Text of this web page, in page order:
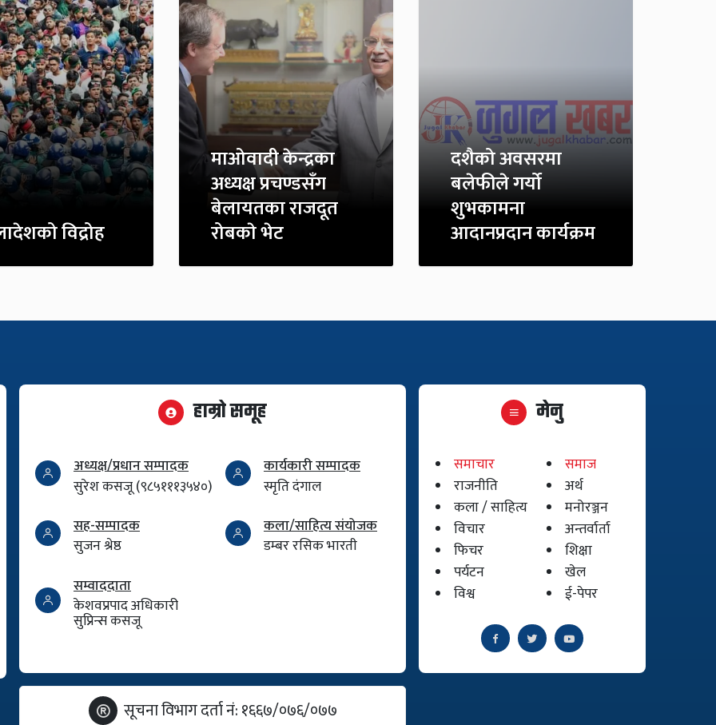
विद्रोह
माओवादी केन्द्रका
अध्यक्ष प्रचण्डसँग
बेलायतका राजदूत
रोबकाे भेट
दशैको अवसरमा
बलेफीले गर्यो
शुभकामना
आदानप्रदान कार्यक्रम
हाम्रो समूह
अध्यक्ष/प्रधान सम्पादक
सुरेश कसजू (९८५१११३५४०)
कार्यकारी सम्पादक
स्मृति दंगाल
सह-सम्पादक
सुजन श्रेष्ठ
कला/साहित्य संयोजक
डम्बर रसिक भारती
सम्वाददाता
केशवप्रपाद अधिकारी
सुप्रिन्स कसजू
सूचना विभाग दर्ता नं: १६६७/०७६/०७७
मेनु
समाचार
समाज
राजनीति
अर्थ
कला / साहित्य
मनोरञ्जन
विचार
अन्तर्वार्ता
फिचर
शिक्षा
पर्यटन
खेल
विश्व
ई-पेपर